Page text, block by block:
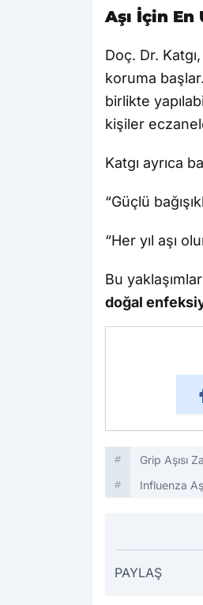
Aşı İçin En
Doç. Dr.
koruma başlar.
birlikte
kişiler
Katgı ayrıca
“Güçlü
“Her yıl aşı
Bu
doğal
Grip Aşısı
Influenza
PAYLAŞ